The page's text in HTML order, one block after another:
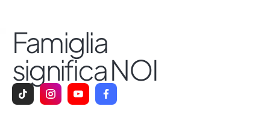
Famiglia
significa NOI